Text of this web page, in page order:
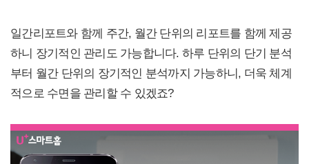
일간리포트와 함께 주간, 월간 단위의 리포트를 함께 제공
하니 장기적인 관리도 가능합니다. 하루 단위의 단기 분석
부터 월간 단위의 장기적인 분석까지 가능하니, 더욱 체계
적으로 수면을 관리할 수 있겠죠?